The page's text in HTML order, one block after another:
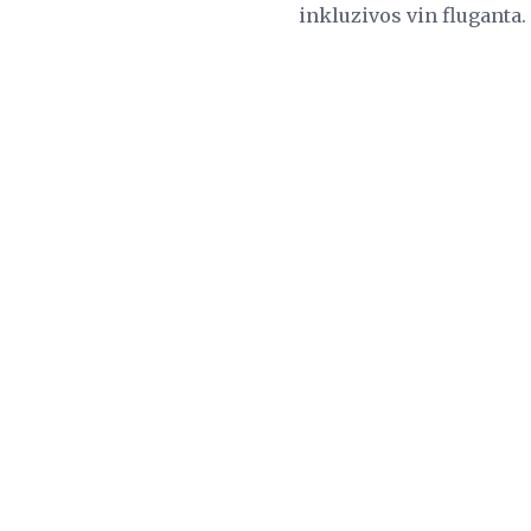
inkluzivos vin fluganta.